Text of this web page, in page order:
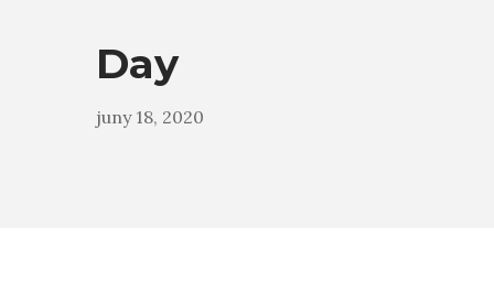
Day
juny 18, 2020